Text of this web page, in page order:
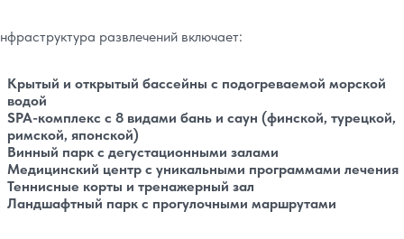
развлечений включает:
Крытый и открытый бассейны с подогреваемой морской
водой
SPA-комплекс с 8 видами бань и саун (финской, турецкой,
римской, японской)
Винный парк с дегустационными залами
Медицинский центр с уникальными программами лечения
Теннисные корты и тренажерный зал
Ландшафтный парк с прогулочными маршрутами